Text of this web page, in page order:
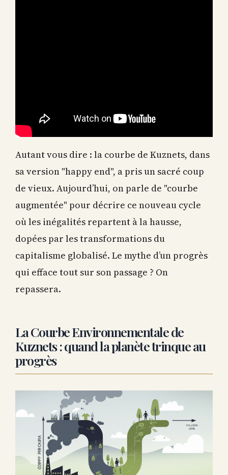
Autant vous dire : la courbe de Kuznets, dans
sa version "happy end", a pris un sacré coup
de vieux. Aujourd’hui, on parle de "courbe
augmentée" pour décrire ce nouveau cycle
où les inégalités repartent à la hausse,
dopées par les transformations du
capitalisme globalisé. Le mythe d’un progrès
qui efface tout sur son passage ? On
repassera.
La Courbe Environnementale de
Kuznets : quand la planète trinque au
progrès